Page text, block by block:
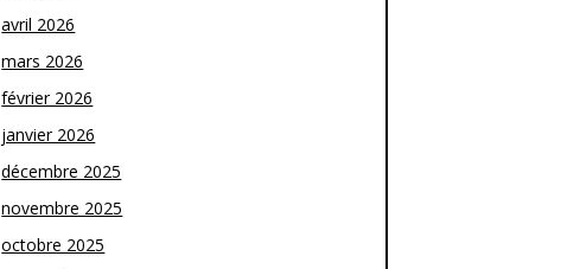
avril 2026
mars 2026
février 2026
janvier 2026
décembre 2025
novembre 2025
octobre 2025